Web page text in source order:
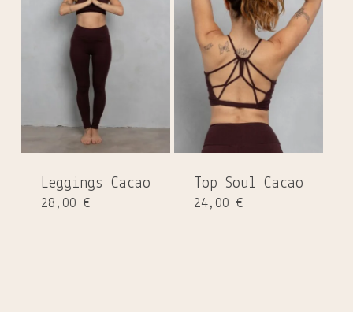
Es befinden sich keine Produkte
Leggings Cacao
28,00 €
Top Soul Cacao
24,00€